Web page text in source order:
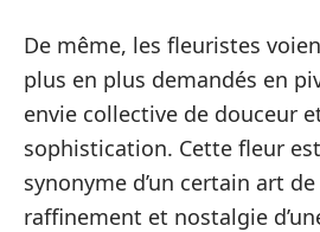
De même, les fleuristes
plus en plus demandés en
envie collective de douceur
sophistication. Cette fleur
synonyme d’un certain art
raffinement et nostalgie